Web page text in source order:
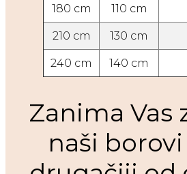
180 cm 110 cm
210 cm 130 cm
240 cm 140 cm
Zanima Vas
naši